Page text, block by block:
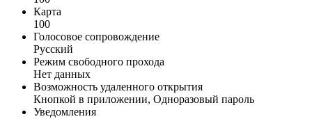
Карта
100
Голосовое сопровождение
Русский
Режим свободного прохода
Нет данных
Возможность удаленного открытия
Кнопкой в приложении, Одноразовый пароль
Уведомления